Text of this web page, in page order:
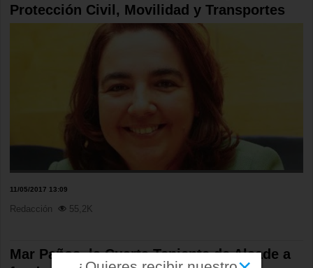
Protección Civil, Movilidad y Transportes
11/05/2017 13:09
Redacción 55,2K
Mar Paños, la Cuarta Teniente de Alcade a